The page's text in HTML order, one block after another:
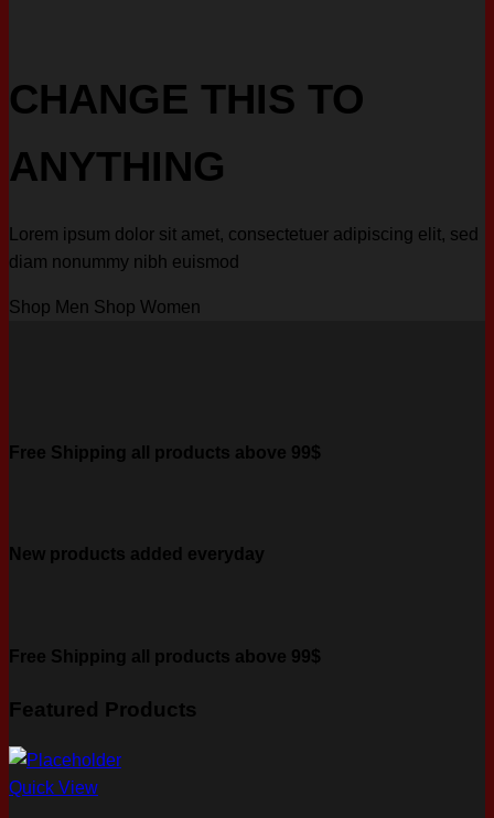
CHANGE THIS TO
ANYTHING
Lorem ipsum dolor sit amet, consectetuer adipiscing elit, sed
diam nonummy nibh euismod
Shop Men Shop Women
Free Shipping all products above 99$
New products added everyday
Free Shipping all products above 99$
Featured Products
Quick View